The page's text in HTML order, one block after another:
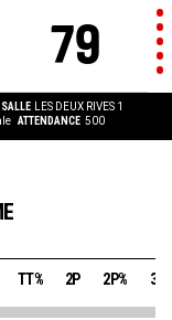
79
SALLE
LES DEUX RIVES 1
ATTENDANCE 500
TT% 2P 2P% 3P